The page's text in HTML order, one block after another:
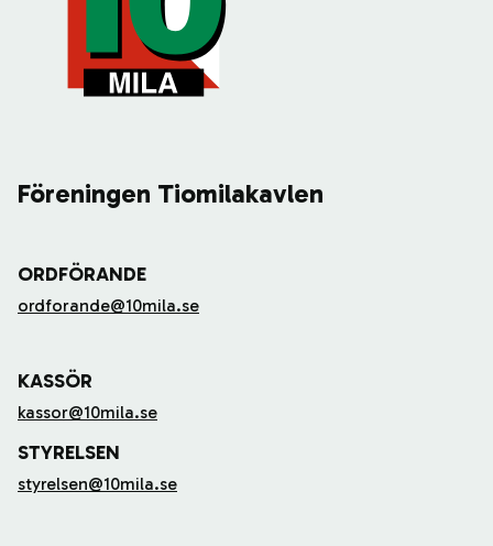
Föreningen Tiomilakavlen
ORDFÖRANDE
ordforande@10mila.se
KASSÖR
kassor@10mila.se
STYRELSEN
styrelsen@10mila.se